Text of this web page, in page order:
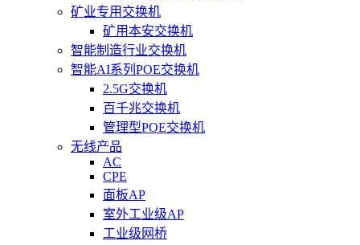
矿业专用交换机
矿用本安交换机
智能制造行业交换机
智能AI系列POE交换机
2.5G交换机
百千兆交换机
管理型POE交换机
无线产品
AC
CPE
面板AP
室外工业级AP
工业级网桥